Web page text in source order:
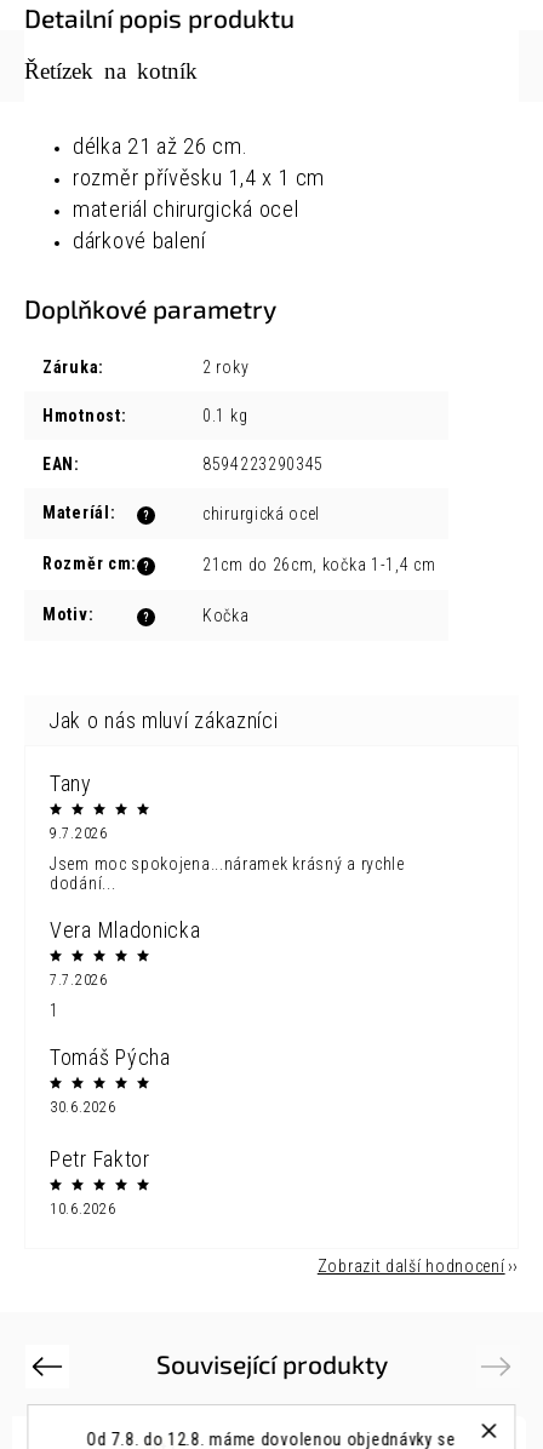
Od 7.8. do 12.8. máme dovolenou objednávky se
Detailní popis produktu
Řetízek na kotník
délka 21 až 26 cm.
rozměr přívěsku 1,4 x 1 cm
materiál chirurgická ocel
dárkové balení
Doplňkové parametry
Záruka: 2 roky
Hmotnost: 0.1 kg
EAN : 8594223290345
?
Materíál : chirurgická ocel
?
Rozměr cm: 21cm do 26cm, kočka 1-1,4 cm
?
Motiv: Kočka
Tany
9.7.2026
Jsem moc spokojena...náramek krásný a rychle
dodání...
Vera Mladonicka
7.7.2026
1
Tomáš Pýcha
30.6.2026
Petr Faktor
10.6.2026
Zobrazit další hodnocení
Související produkty
Previous Next